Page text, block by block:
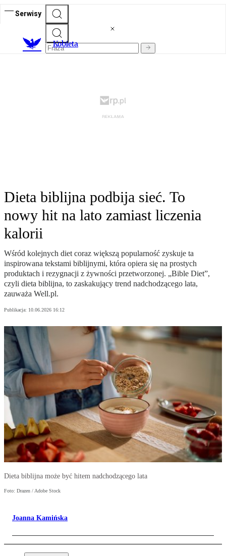
Serwisy
Kobieta
Dieta biblijna podbija sieć. To
nowy hit na lato zamiast liczenia
kalorii
Wśród kolejnych diet coraz większą popularność zyskuje ta
inspirowana tekstami biblijnymi, która opiera się na prostych
produktach i rezygnacji z żywności przetworzonej. „Bible Diet”,
czyli dieta biblijna, to zaskakujący trend nadchodzącego lata,
zauważa Well.pl.
Publikacja: 10.06.2026 16:12
Dieta biblijna może być hitem nadchodzącego lata
Foto: Drazen / Adobe Stock
Joanna Kamińska